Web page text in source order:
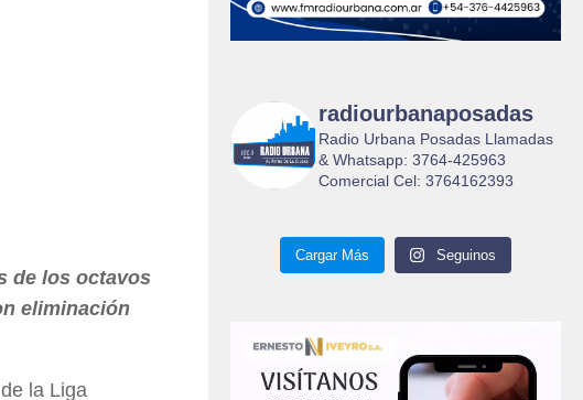
de los octavos
eliminación
la Liga
radiourbanaposadas
Radio Urbana Posadas Llamadas
& Whatsapp: 3764-425963
Comercial Cel: 3764162393
Cargar Más Seguinos